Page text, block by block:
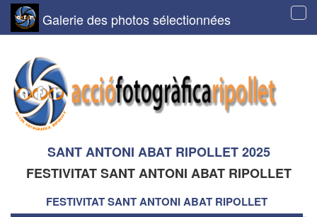
Galerie des photos sélectionnées
SANT ANTONI ABAT RIPOLLET 2025
FESTIVITAT SANT ANTONI ABAT RIPOLLET
FESTIVITAT SANT ANTONI ABAT RIPOLLET